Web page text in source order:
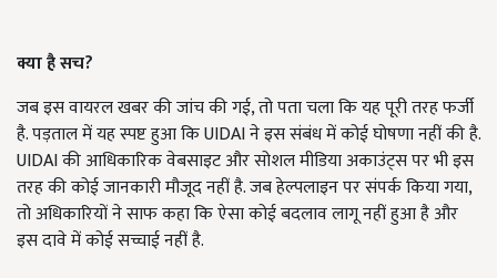
क्या है सच?
जब इस वायरल खबर की जांच की गई, तो पता चला कि यह पूरी तरह फर्जी
है. पड़ताल में यह स्पष्ट हुआ कि UIDAI ने इस संबंध में कोई घोषणा नहीं की है.
UIDAI की आधिकारिक वेबसाइट और सोशल मीडिया अकाउंट्स पर भी इस
तरह की कोई जानकारी मौजूद नहीं है. जब हेल्पलाइन पर संपर्क किया गया,
तो अधिकारियों ने साफ कहा कि ऐसा कोई बदलाव लागू नहीं हुआ है और
इस दावे में कोई सच्चाई नहीं है.